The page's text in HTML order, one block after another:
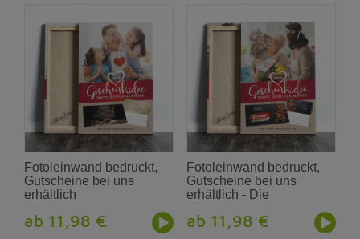
Fotoleinwand bedruckt,
Gutscheine bei uns
erhältlich
ab 11,98 €
Fotoleinwand bedruckt,
Gutscheine bei uns
erhältlich - Die
ab 11,98 €